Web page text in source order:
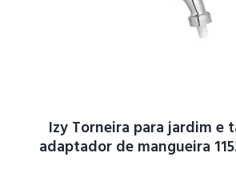
Izy Torneira para jardim e
adaptador de mangueira